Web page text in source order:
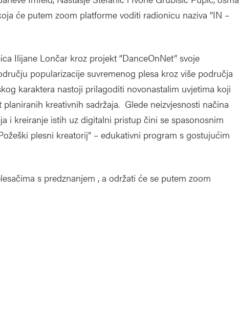
će putem zoom platforme voditi radionicu naziva “IN –
Ilijane Lončar kroz projekt “DanceOnNet” svoje
popularizacije suvremenog plesa kroz više područja
karaktera nastoji prilagoditi novonastalim uvjetima koji
kreativnih sadržaja. Glede neizvjesnosti načina
i kreiranje istih uz digitalni pristup čini se spasonosnim
plesni kreatorij” – edukativni program s gostujućim
s predznanjem , a održati će se putem zoom